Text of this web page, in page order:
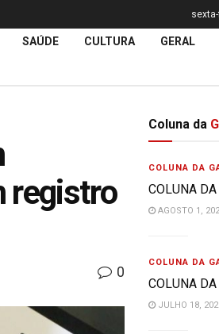
SAÚDE CULTURA GERAL
registro
0
Coluna da
COLUNA DA
COLUNA
AGOSTO 1,
COLUNA DA
COLUNA
JULHO 18,